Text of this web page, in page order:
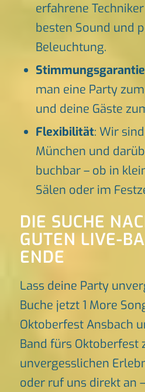
erfahrene
besten Sound und
Beleuchtung.
Stimmungsgarantie
man eine Party
und deine Gäste
Flexibilität: Wir
München und
buchbar – ob in
Sälen oder im
DIE SUCHE
GUTEN LIVE-
ENDE
Lass deine Party
Buche jetzt 1 More
Oktoberfest Ansbach
Band fürs Oktoberfest
unvergesslichen
oder ruf uns direkt an